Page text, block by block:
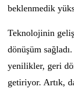
beklenmedik
Teknolojinin
dönüşüm
yenilikler, geri
getiriyor. Artık,